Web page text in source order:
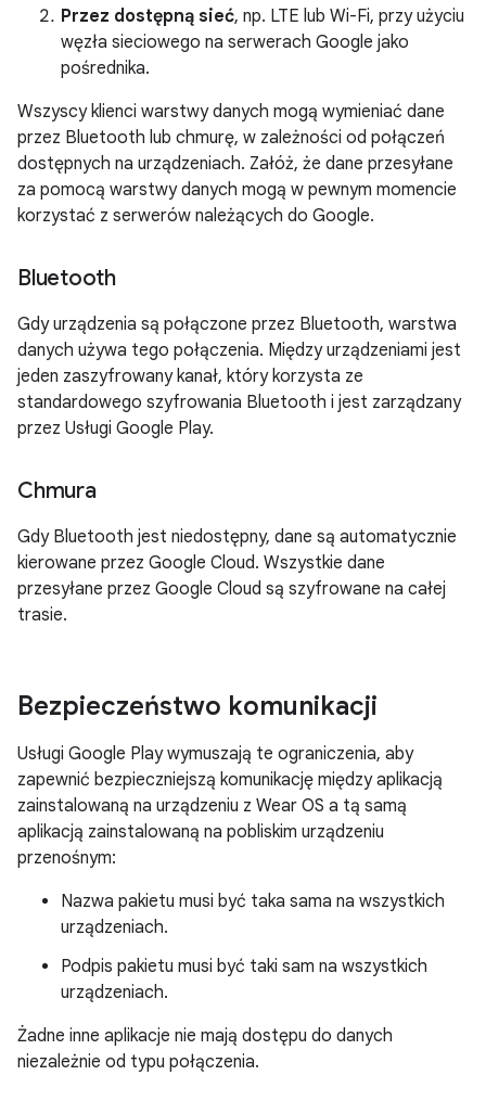
Przez dostępną sieć, np. LTE lub Wi-Fi, przy użyciu
węzła sieciowego na serwerach Google jako
pośrednika.
Wszyscy klienci warstwy danych mogą wymieniać dane
przez Bluetooth lub chmurę, w zależności od połączeń
dostępnych na urządzeniach. Załóż, że dane przesyłane
za pomocą warstwy danych mogą w pewnym momencie
korzystać z serwerów należących do Google.
Bluetooth
Gdy urządzenia są połączone przez Bluetooth, warstwa
danych używa tego połączenia. Między urządzeniami jest
jeden zaszyfrowany kanał, który korzysta ze
standardowego szyfrowania Bluetooth i jest zarządzany
przez Usługi Google Play.
Chmura
Gdy Bluetooth jest niedostępny, dane są automatycznie
kierowane przez Google Cloud. Wszystkie dane
przesyłane przez Google Cloud są szyfrowane na całej
trasie.
Bezpieczeństwo komunikacji
Usługi Google Play wymuszają te ograniczenia, aby
zapewnić bezpieczniejszą komunikację między aplikacją
zainstalowaną na urządzeniu z Wear OS a tą samą
aplikacją zainstalowaną na pobliskim urządzeniu
przenośnym:
Nazwa pakietu musi być taka sama na wszystkich
urządzeniach.
Podpis pakietu musi być taki sam na wszystkich
urządzeniach.
Żadne inne aplikacje nie mają dostępu do danych
niezależnie od typu połączenia.